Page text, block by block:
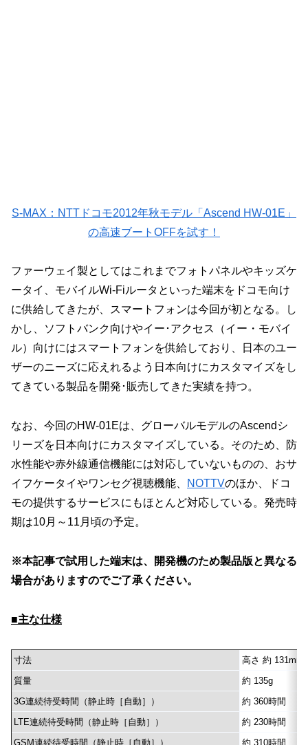
S-MAX：NTTドコモ2012年秋モデル「Ascend HW-01E」
の高速ブートOFFを試す！
ファーウェイ製としてはこれまでフォトパネルやキッズケ
ータイ、モバイルWi-Fiルータといった端末をドコモ向け
に供給してきたが、スマートフォンは今回が初となる。し
かし、ソフトバンク向けやイー･アクセス（イー・モバイ
ル）向けにはスマートフォンを供給しており、日本のユー
ザーのニーズに応えれるよう日本向けにカスタマイズをし
てきている製品を開発･販売してきた実績を持つ。
なお、今回のHW-01Eは、グローバルモデルのAscendシ
リーズを日本向けにカスタマイズしている。そのため、防
水性能や赤外線通信機能には対応していないものの、おサ
イフケータイやワンセグ視聴機能、
NOTTVのほか、ドコ
モの提供するサービスにもほとんど対応している。発売時
期は10月～11月頃の予定。
※本記事で試用した端末は、開発機のため製品版と異なる
場合がありますのでご了承ください。
■主な仕様
寸法
高さ 約
質量
約 135g
3G連続待受時間（静止時［自動］）
約 360時間
LTE連続待受時間（静止時［自動］）
約 230時間
GSM連続待受時間（静止時［自動］）
約 310時間